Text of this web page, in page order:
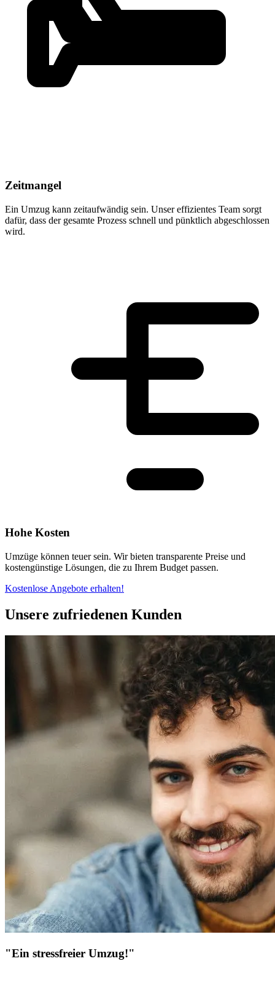
Zeitmangel
Ein Umzug kann zeitaufwändig sein. Unser effizientes Team sorgt
dafür, dass der gesamte Prozess schnell und pünktlich abgeschlossen
wird.
Hohe Kosten
Umzüge können teuer sein. Wir bieten transparente Preise und
kostengünstige Lösungen, die zu Ihrem Budget passen.
Kostenlose Angebote erhalten!
Unsere zufriedenen Kunden
"Ein stressfreier Umzug!"